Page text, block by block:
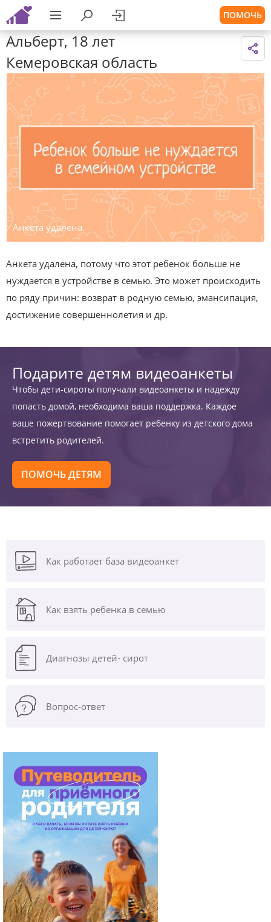
ПОМОЧЬ
Альберт, 18 лет
Кемеровская область
Анкета удалена.
Анкета удалена, потому что этот ребенок больше не
нуждается в устройстве в семью. Это может происходить
по ряду причин: возврат в родную семью, эмансипация,
достижение совершеннолетия и др.
Подарите детям видеоанкеты
Чтобы дети-сироты получали видеоанкеты и надежду
попасть домой, необходима ваша поддержка. Каждое
ваше пожертвование помогает ребенку из детского дома
встретить родителей.
ПОМОЧЬ ДЕТЯМ
Как работает база видеоанкет
Как взять ребенка в семью
Диагнозы детей- сирот
Вопрос-ответ